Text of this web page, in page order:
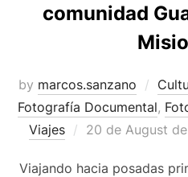
comunidad
by marcos.sanzano
Fotografía Documental,
Viajes
20 de August
Viajando hacia posadas